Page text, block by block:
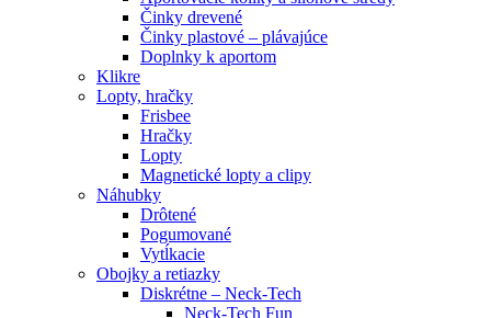
Činky drevené
Činky plastové – plávajúce
Doplnky k aportom
Klikre
Lopty, hračky
Frisbee
Hračky
Lopty
Magnetické lopty a clipy
Náhubky
Drôtené
Pogumované
Vytĺkacie
Obojky a retiazky
Diskrétne – Neck-Tech
Neck-Tech Fun